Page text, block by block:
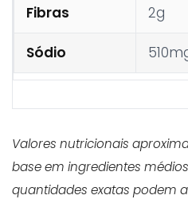
Fibras 2g
Sódio
Valores nutricionais
base em ingredientes
quantidades exatas podem